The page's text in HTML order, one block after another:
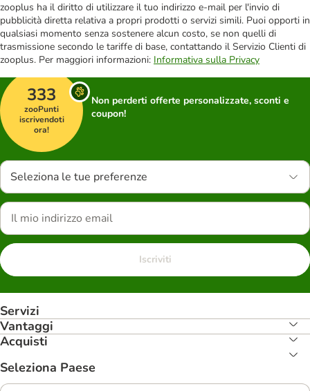
zooplus ha il diritto di utilizzare il tuo indirizzo e-mail per l'invio di
pubblicità diretta relativa a propri prodotti o servizi simili. Puoi opporti in
qualsiasi momento senza sostenere alcun costo, se non quelli di
trasmissione secondo le tariffe di base, contattando il Servizio Clienti di
zooplus. Per maggiori informazioni: Informativa sulla Privacy
333
zooPunti
iscrivendoti
ora!
Non perderti offerte personalizzate, sconti e
coupon!
Seleziona le tue preferenze
Iscriviti
Servizi
Vantaggi
Acquisti
Seleziona Paese